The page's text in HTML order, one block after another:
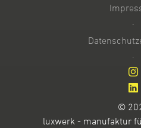
·
·
©
luxwerk - manufaktur